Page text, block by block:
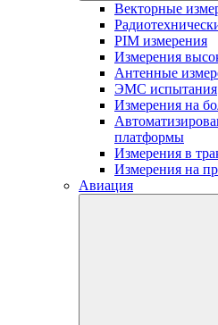
Векторные
PIM измерения
Измерения
Антенные
ЭМС испытания
Измерения на
платформы
Измерения в
Измерения на
Авиация